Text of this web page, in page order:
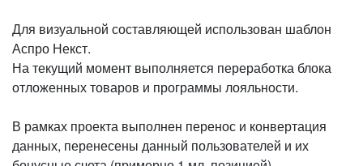
Для визуальной составляющей использован шаблон
Аспро Некст.
На текущий момент выполняется переработка блока
отложенных товаров и программы лояльности.
В рамках проекта выполнен перенос и конвертация
данных, перенесены данный пользователей и их